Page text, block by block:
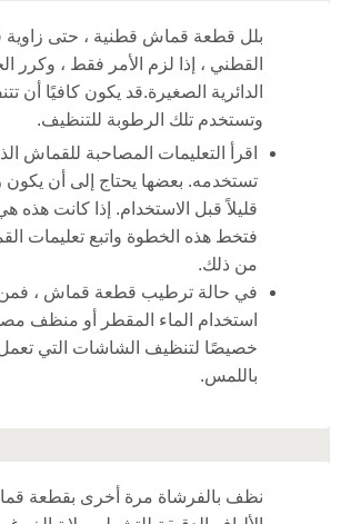
بلل قطعة قماش قطنية ، حتى
القطني ، إذا لزم الأمر فقط ، وكرر
الدائرية الصغيرة.قد يكون كافيًا أن
وتستخدم تلك الرطوبة للتنظيف.
اقرأ التعليمات المصاحبة للقماش
تستخدمه. بعضها يحتاج إلى أن يكون
قليلاً قبل الاستخدام. إذا كانت هذه
فتخط هذه الخطوة واتبع تعليمات
من ذلك.
في حالة ترطيب قطعة قماش ،
استخدام الماء المقطر أو منظف
خصيصًا لتنظيف الشاشات التي
باللمس.
نظف بالفرشاة مرة أخرى بقطعة